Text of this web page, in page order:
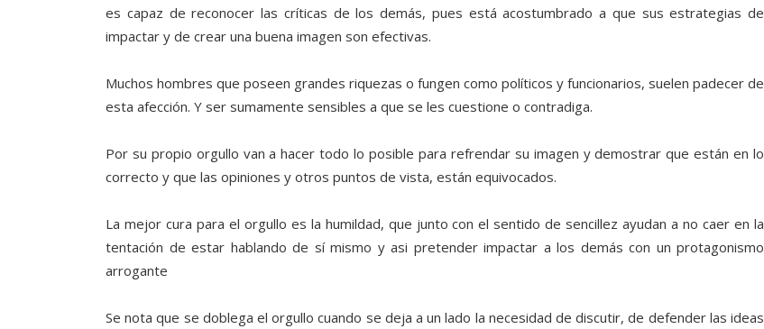
es capaz de reconocer las críticas de los demás, pues está acostumbrado a que sus estrategias de
impactar y de crear una buena imagen son efectivas.
Muchos hombres que poseen grandes riquezas o fungen como políticos y funcionarios, suelen padecer de
esta afección. Y ser sumamente sensibles a que se les cuestione o contradiga.
Por su propio orgullo van a hacer todo lo posible para refrendar su imagen y demostrar que están en lo
correcto y que las opiniones y otros puntos de vista, están equivocados.
La mejor cura para el orgullo es la humildad, que junto con el sentido de sencillez ayudan a no caer en la
tentación de estar hablando de sí mismo y asi pretender impactar a los demás con un protagonismo
arrogante
Se nota que se doblega el orgullo cuando se deja a un lado la necesidad de discutir, de defender las ideas